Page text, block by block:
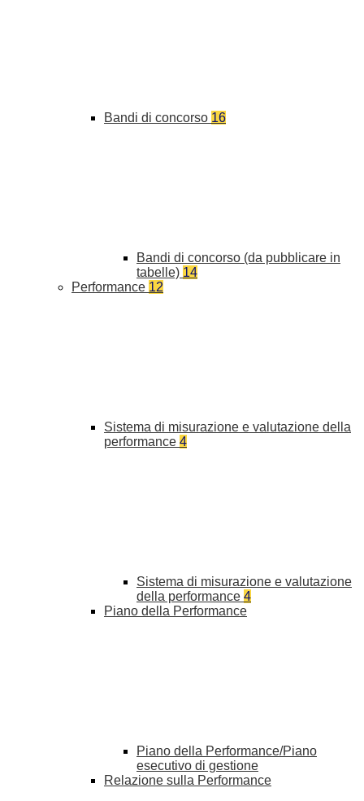
Bandi di concorso 16
Bandi di concorso (da pubblicare in
tabelle) 14
Performance 12
Sistema di misurazione e valutazione della
performance 4
Sistema di misurazione e valutazione
della performance 4
Piano della Performance
Piano della Performance/Piano
esecutivo di gestione
Relazione sulla Performance